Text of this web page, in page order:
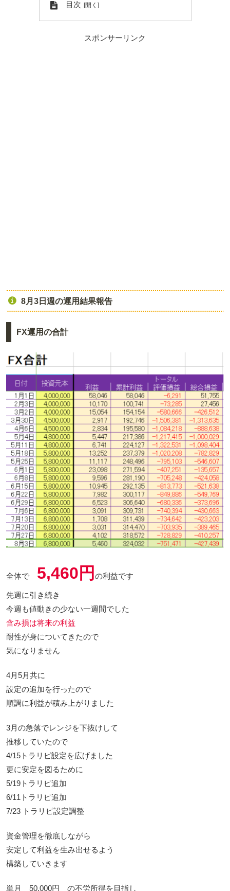
目次
スポンサーリンク
8月3日週の運用結果報告
FX運用の合計
全体で 5,460円 の利益です
先週に引き続き
今週も値動きの少ない一週間でした
含み損は将来の利益
耐性が身についてきたので
気になりません
4月5月共に
設定の追加を行ったので
順調に利益が積み上がりました
3月の急落でレンジを下抜けして
推移していたので
4/15トラリピ設定を広げました
更に安定を図るために
5/19トラリピ追加
6/11トラリピ追加
7/23 トラリピ設定調整
資金管理を徹底しながら
安定して利益を生み出せるよう
構築していきます
単月 50,000円 の不労所得を目指し